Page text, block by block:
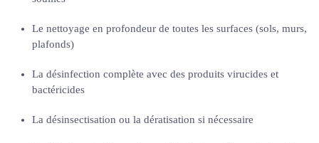
Le nettoyage en profondeur de toutes les surfaces (sols, murs,
plafonds)
La désinfection complète avec des produits virucides et
bactéricides
La désinsectisation ou la dératisation si nécessaire